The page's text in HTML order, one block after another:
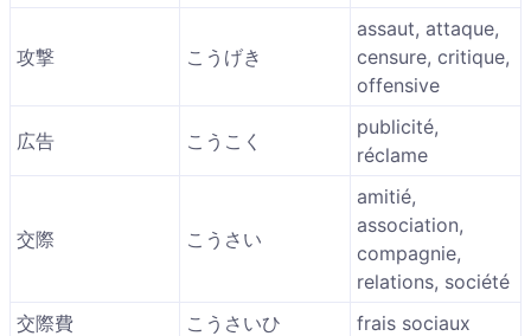
攻撃 こうげき
assaut, attaque,
censure, critique,
offensive
広告 こうこく
publicité,
réclame
交際 こうさい
amitié,
association,
compagnie,
relations, société
交際費
こうさいひ frais sociaux